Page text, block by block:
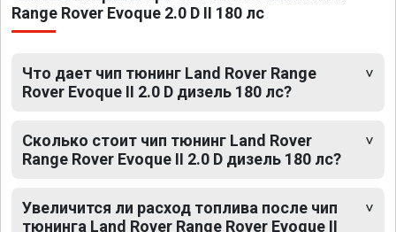
Range Rover Evoque 2.0 D II 180 лс
Что дает чип тюнинг Land Rover Range
Rover Evoque II 2.0 D дизель 180 лс?
Сколько стоит чип тюнинг Land Rover
Range Rover Evoque II 2.0 D дизель 180 лс?
Увеличится ли расход топлива после чип
тюнинга Land Rover Range Rover Evoque II